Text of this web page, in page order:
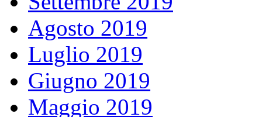
Agosto 2019
Luglio 2019
Giugno 2019
Maggio 2019